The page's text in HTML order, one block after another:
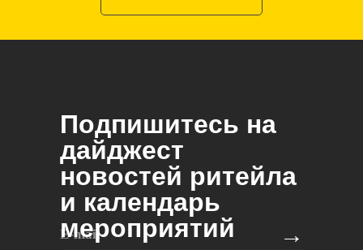
Подпишитесь на
дайджест
новостей ритейла
и календарь
мероприятий
→